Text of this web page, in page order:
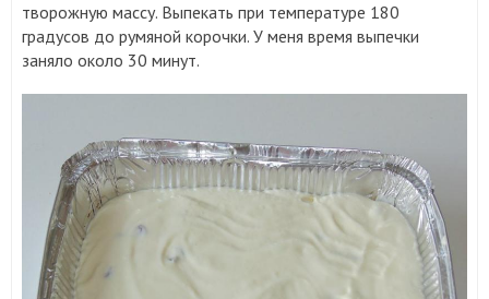
творожную массу. Выпекать при температуре 180
градусов до румяной корочки. У меня время выпечки
заняло около 30 минут.